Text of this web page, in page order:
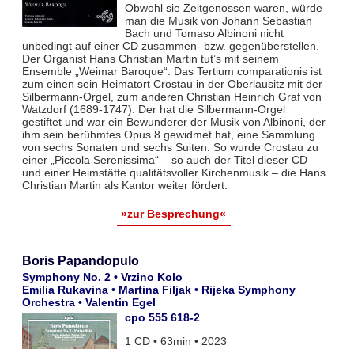
Obwohl sie Zeitgenossen waren, würde
man die Musik von Johann Sebastian
Bach und Tomaso Albinoni nicht
unbedingt auf einer CD zusammen- bzw. gegenüberstellen.
Der Organist Hans Christian Martin tut’s mit seinem
Ensemble „Weimar Baroque“. Das Tertium comparationis ist
zum einen sein Heimatort Crostau in der Oberlausitz mit der
Silbermann-Orgel, zum anderen Christian Heinrich Graf von
Watzdorf (1689-1747): Der hat die Silbermann-Orgel
gestiftet und war ein Bewunderer der Musik von Albinoni, der
ihm sein berühmtes Opus 8 gewidmet hat, eine Sammlung
von sechs Sonaten und sechs Suiten. So wurde Crostau zu
einer „Piccola Serenissima“ – so auch der Titel dieser CD –
und einer Heimstätte qualitätsvoller Kirchenmusik – die Hans
Christian Martin als Kantor weiter fördert.
»zur Besprechung«
Boris Papandopulo
Symphony No. 2 • Vrzino Kolo
Emilia Rukavina • Martina Filjak • Rijeka Symphony
Orchestra • Valentin Egel
cpo 555 618-2
1 CD • 63min • 2023